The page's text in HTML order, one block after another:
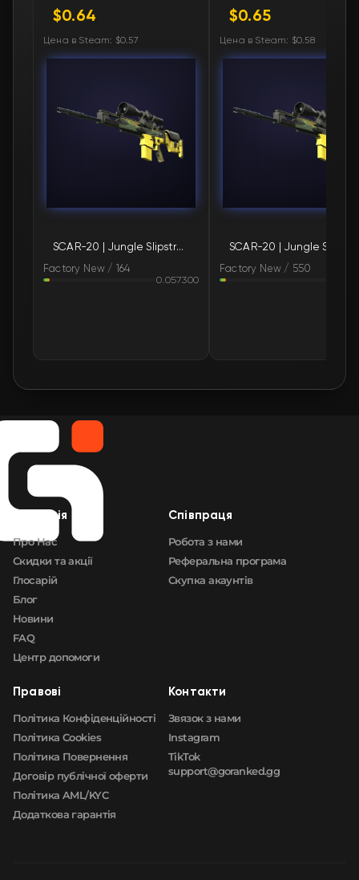
FN $0.66
FN $0.66🛒
$0.66🛒
FN $0.67🛒
FN $0.69🛒
FN
$0.64
Цена в Steam: $0.57
SCAR-20 | Jungle Slipstream (Factory New)
Factory New / 164
0.057300
$0.65
Цена в Steam: $0.58
Factory New / 550
Компанія
Про Нас
Скидки та акції
Глосарій
Блог
Новини
FAQ
Центр допомоги
Cпівпраця
Робота з нами
Реферальна програма
Скупка акаунтів
Правові
Політика Конфіденційності
Політика Cookies
Політика Повернення
Договір публічної оферти
Політика AML/KYC
Додаткова гарантія
Контакти
Звязок з нами
Instagram
TikTok
support@goranked.gg